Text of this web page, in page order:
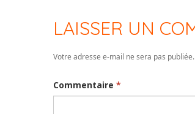
LAISSER UN
Votre adresse e-mail ne sera pas publiée.
Commentaire *